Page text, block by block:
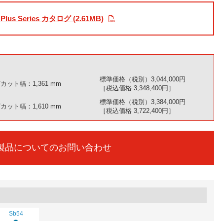
Series カタログ (2.61MB)
ット幅：1,361 mm
標準価格（税別）3,044,000円
［税込価格 3,348,400円］
ット幅：1,610 mm
標準価格（税別）3,384,000円
［税込価格 3,722,400円］
品についてのお問い合わせ
Sb54